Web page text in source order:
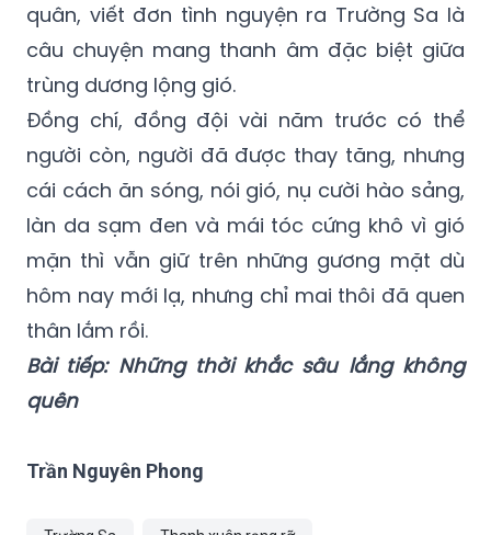
quân, viết đơn tình nguyện ra Trường Sa là
câu chuyện mang thanh âm đặc biệt giữa
trùng dương lộng gió.
Đồng chí, đồng đội vài năm trước có thể
người còn, người đã được thay tăng, nhưng
cái cách ăn sóng, nói gió, nụ cười hào sảng,
làn da sạm đen và mái tóc cứng khô vì gió
mặn thì vẫn giữ trên những gương mặt dù
hôm nay mới lạ, nhưng chỉ mai thôi đã quen
thân lắm rồi.
Bài tiếp: Những thời khắc sâu lắng không
quên
Trần Nguyên Phong